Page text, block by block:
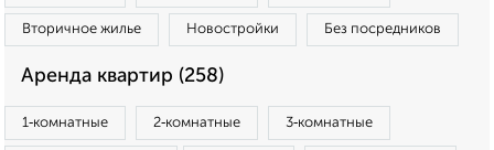
Вторичное жилье Новостройки Без посредников
Аренда квартир (258)
1‑комнатные 2‑комнатные 3‑комнатные